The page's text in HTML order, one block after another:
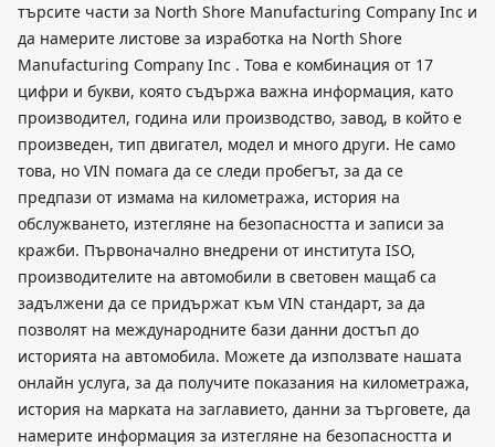
търсите части за North Shore Manufacturing Company Inc и
да намерите листове за изработка на North Shore
Manufacturing Company Inc . Това е комбинация от 17
цифри и букви, която съдържа важна информация, като
производител, година или производство, завод, в който е
произведен, тип двигател, модел и много други. Не само
това, но VIN помага да се следи пробегът, за да се
предпази от измама на километража, история на
обслужването, изтегляне на безопасността и записи за
кражби. Първоначално внедрени от института ISO,
производителите на автомобили в световен мащаб са
задължени да се придържат към VIN стандарт, за да
позволят на международните бази данни достъп до
историята на автомобила. Можете да използвате нашата
онлайн услуга, за да получите показания на километража,
история на марката на заглавието, данни за търговете, да
намерите информация за изтегляне на безопасността и